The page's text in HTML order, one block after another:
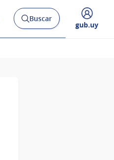
AbrirBuscar
Desplegar
gub.uy